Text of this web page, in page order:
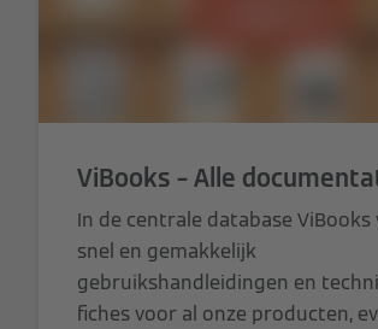
ViBooks – Alle
In de centrale database ViBooks
snel en gemakkelijk
gebruikshandleidingen en
fiches voor al onze producten,